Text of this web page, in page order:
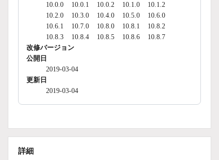
10.0.0
10.0.1 10.0.2 10.1.0
10.1.2
10.2.0
10.3.0 10.4.0 10.5.0
10.6.0
10.6.1
10.7.0 10.8.0 10.8.1
10.8.2
10.8.3
10.8.4 10.8.5 10.8.6
10.8.7
改修バージョン
公開日
2019-03-04
更新日
2019-03-04
詳細